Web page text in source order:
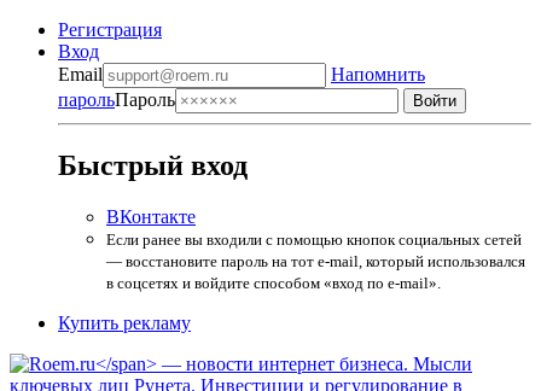
Регистрация
Вход
Email
Напомнить
парольПароль
Быстрый вход
ВКонтакте
Если ранее вы входили с помощью кнопок социальных сетей
— восстановите пароль на тот e-mail, который использовался
в соцсетях и войдите способом «вход по e-mail».
Купить рекламу